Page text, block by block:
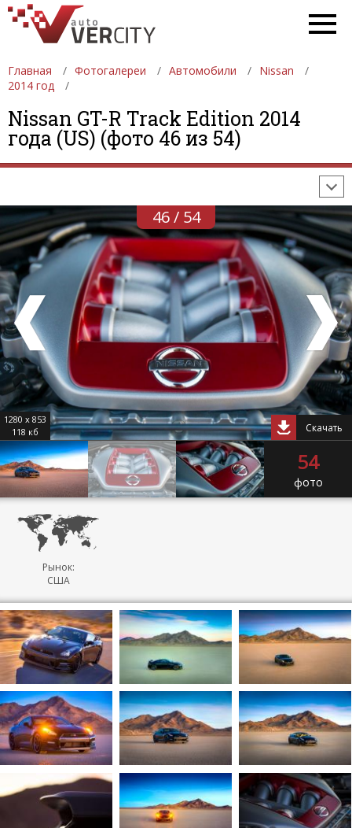
Главная Фотогалереи Автомобили
Nissan
2014 год
Nissan GT-R Track Edition 2014
года (US) (фото 46 из 54)
ФОТОГАЛЕРЕИ АВТОМОБИЛИ
ДЕВУШКИ
АВТОСАЛОНЫ
ФОРМУЛА-1
46 / 54
1280 x 853
118 кб
Скачать
54
фото
Рынок:
США